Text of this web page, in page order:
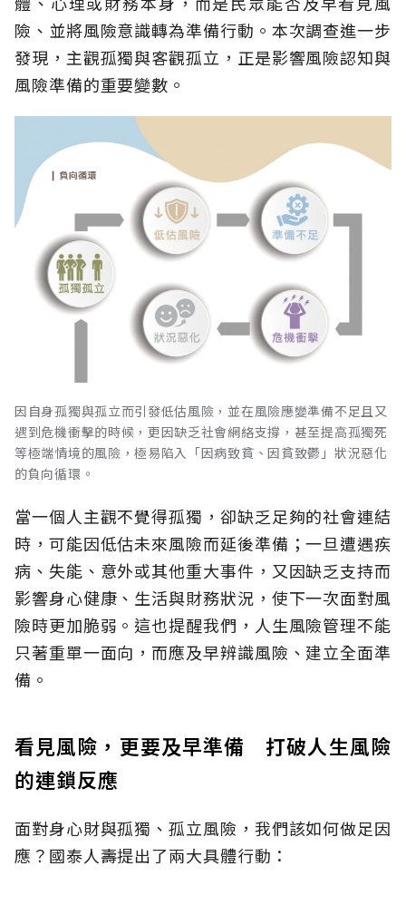
險、並將風險意識轉為準備行動。本次調查進一步
發現，主觀孤獨與客觀孤立，正是影響風險認知與
風險準備的重要變數。
因自身孤獨與孤立而引發低估風險，並在風險應變準備不足且又
遇到危機衝擊的時候，更因缺乏社會網絡支撐，甚至提高孤獨死
等極端情境的風險，極易陷入「因病致貧、因貧致鬱」狀況惡化
的負向循環。
當一個人主觀不覺得孤獨，卻缺乏足夠的社會連結
時，可能因低估未來風險而延後準備；一旦遭遇疾
病、失能、意外或其他重大事件，又因缺乏支持而
影響身心健康、生活與財務狀況，使下一次面對風
險時更加脆弱。這也提醒我們，人生風險管理不能
只著重單一面向，而應及早辨識風險、建立全面準
備。
看見風險，更要及早準備 打破人生風險
的連鎖反應
面對身心財與孤獨、孤立風險，我們該如何做足因
應？國泰人壽提出了兩大具體行動：